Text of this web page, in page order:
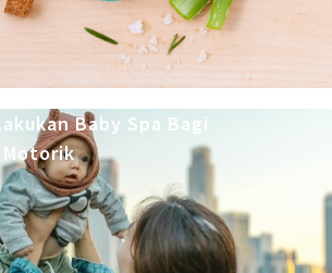
Baby Spa Bagi
Motorik